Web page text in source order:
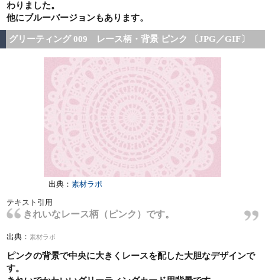
わりました。
他にブルーバージョンもあります。
グリーティング 009 レース柄・背景 ピンク 〔JPG／GIF〕
出典： 素材ラボ
テキスト引用
きれいなレース柄（ピンク）です。
出典：素材ラボ
ピンクの背景で中央に大きくレースを配した大胆なデザインで
す。